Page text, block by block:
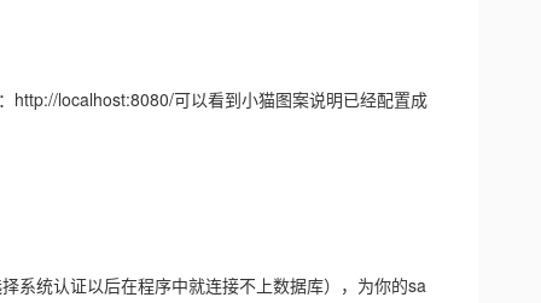
localhost:8080/可以看到小猫图案说明已经配置成
统认证以后在程序中就连接不上数据库），为你的sa